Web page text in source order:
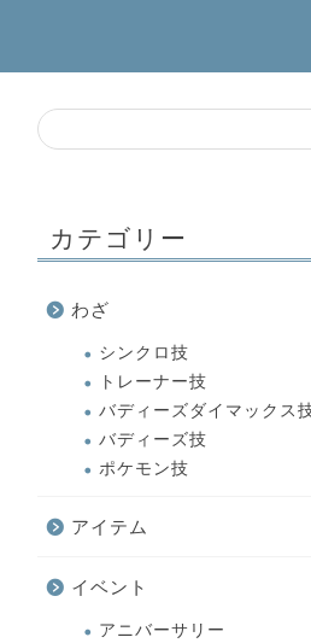
カテゴリー
わざ
シンクロ技
トレーナー技
バディーズダイマックス
バディーズ技
ポケモン技
アイテム
イベント
アニバーサリー